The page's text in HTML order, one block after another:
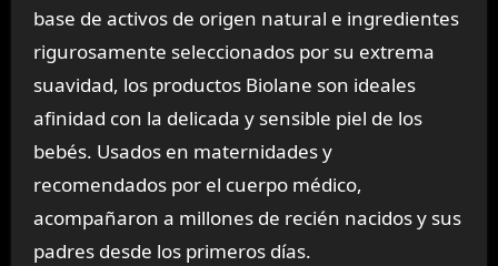
base de activos de origen natural e ingredientes
rigurosamente seleccionados por su extrema
suavidad, los productos Biolane son ideales
afinidad con la delicada y sensible piel de los
bebés. Usados en maternidades y
recomendados por el cuerpo médico,
acompañaron a millones de recién nacidos y sus
padres desde los primeros días.